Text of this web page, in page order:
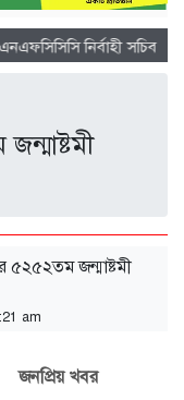
নির্বাহী সচিব
৫২৫২তম জন্মাষ্টমী
am
জনপ্রিয় খবর